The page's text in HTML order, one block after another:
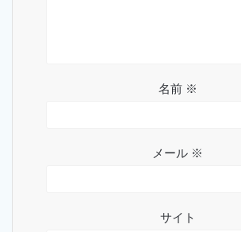
名前 ※
メール ※
サイト